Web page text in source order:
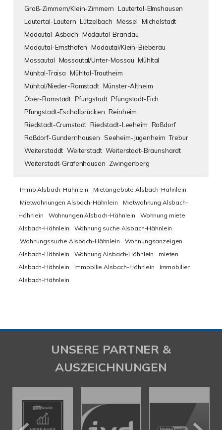
Groß-Zimmern/Klein-Zimmern Lautertal-Elmshausen
Lautertal-Lautern Lützelbach Messel Michelstadt
Modautal-Asbach Modautal-Brandau
Modautal-Ernsthofen Modautal/Klein-Bieberau
Mossautal Mossautal/Unter-Mossau Mühltal
Mühltal-Traisa Mühltal-Trautheim
Mühltal/Nieder-Ramstadt Münster-Altheim
Ober-Ramstadt Pfungstadt Pfungstadt-Eich
Pfungstadt-Eschollbrücken Reinheim
Riedstadt-Crumstadt Riedstadt-Leeheim Roßdorf
Roßdorf-Gundernhausen Seeheim-Jugenheim Trebur
Weiterstaddt Weiterstadt Weiterstadt-Braunshardt
Weiterstadt-Gräfenhausen Zwingenberg
Immo Alsbach-Hähnlein
Mietangebote Alsbach-Hähnlein
Mietwohnungen Alsbach-Hähnlein
Mietwohnung Alsbach-
Hähnlein
Wohnungen Alsbach-Hähnlein
Wohnung miete
Alsbach-Hähnlein
Wohnung suche Alsbach-Hähnlein
Wohnungssuche Alsbach-Hähnlein
Wohnungsanzeigen
Alsbach-Hähnlein
Wohnung Alsbach-Hähnlein
mieten
Alsbach-Hähnlein
Immobilie Alsbach-Hähnlein
Immobilien
Alsbach-Hähnlein
UNSERE PARTNER &
AUSZEICHNUNGEN